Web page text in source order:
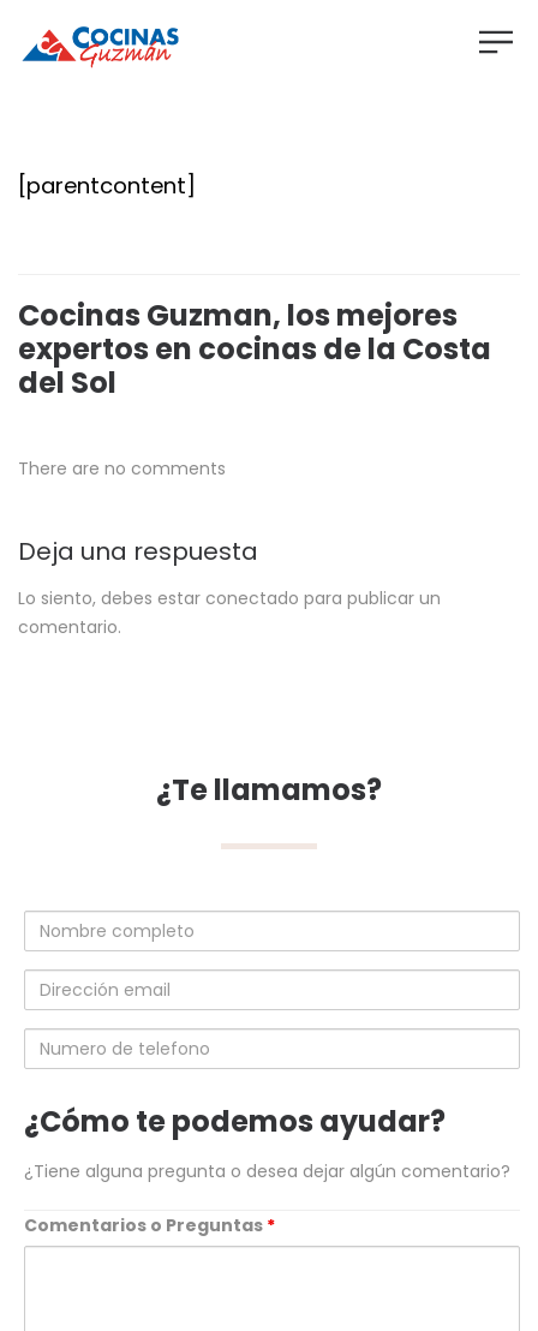
[parentcontent]
Cocinas Guzman, los mejores
expertos en cocinas de la Costa
del Sol
There are no comments
Deja una respuesta
Lo siento, debes estar conectado para publicar un
comentario.
¿Te llamamos?
Nombre
completo
Dirección
email
Numero
de
¿Cómo te podemos ayudar?
¿Tiene alguna pregunta o desea dejar algún comentario?
Comentarios o Preguntas *